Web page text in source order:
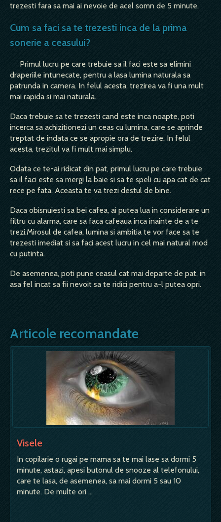
trezesti fara sa mai ai nevoie de acel somn de 5 minute.
Cum sa faci sa te trezesti inca de la prima
sonerie a ceasului?
Primul lucru pe care trebuie sa il faci este sa elimini
draperiile intunecate, pentru a lasa lumina naturala sa
patrunda in camera. In felul acesta, trezirea va fi una mult
mai rapida si mai naturala.
Daca trebuie sa te trezesti cand este inca noapte, poti
incerca sa achizitionezi un ceas cu lumina, care se aprinde
treptat de indata ce se apropie ora de trezire. In felul
acesta, trezitul va fi mult mai simplu.
Odata ce te-ai ridicat din pat, primul lucru pe care trebuie
sa il faci este sa mergi la baie si sa te speli cu apa cat de cat
rece pe fata. Aceasta te va trezi destul de bine.
Daca obisnuiesti sa bei cafea, ai putea lua in considerare un
filtru cu alarma, care sa faca cafeaua inca inainte de a te
trezi.Mirosul de cafea, lumina si ambitia te vor face sa te
trezesti imediat si sa faci acest lucru in cel mai natural mod
cu putinta.
De asemenea, poti pune ceasul cat mai departe de pat, in
asa fel incat sa fii nevoit sa te ridici pentru a-l putea opri.
Articole recomandate
Visele
In copilarie o rugai pe mama sa te mai lase sa dormi 5
minute, astazi, apesi butonul de snooze al telefonului,
care te lasa, de asemenea, sa mai dormi 5 sau 10
minute. De multe ori …